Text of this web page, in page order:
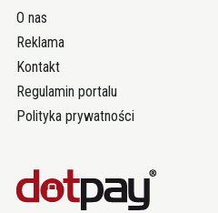
O nas
Reklama
Kontakt
Regulamin portalu
Polityka prywatności